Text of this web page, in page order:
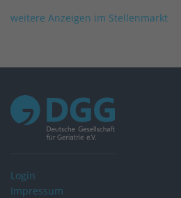
weitere Anzeigen im Stellenmarkt
Login
Impressum